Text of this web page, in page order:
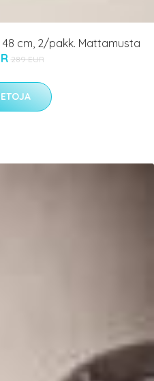
48 cm, 2/pakk. Mattamusta
289 EUR